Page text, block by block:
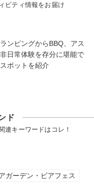
ビティ情報をお届け
ンピングからBBQ、アス
日常体験を存分に堪能で
ポットを紹介
ド
連キーワードはコレ！
ガーデン・ビアフェス